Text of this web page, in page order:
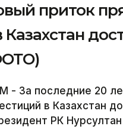
приток
За последние 20
в Казахстан
РК